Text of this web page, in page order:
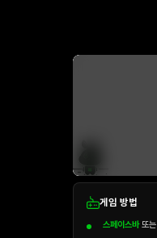
게임 방법
스페이스바또는